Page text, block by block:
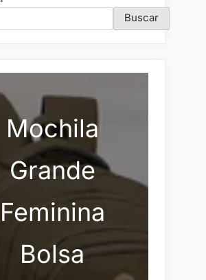
Buscar
Mochila
Grande
Feminina
Bolsa